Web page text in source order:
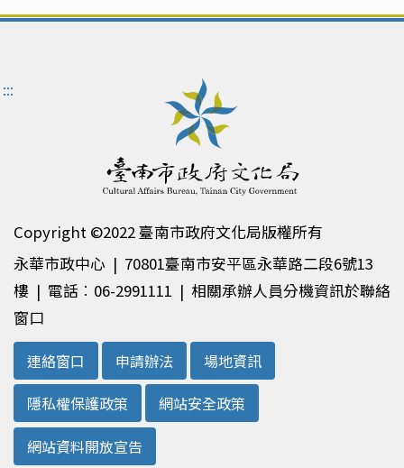
:::
Copyright ©2022 臺南市政府文化局版權所有
永華市政中心 | 70801臺南市安平區永華路二段6號13
樓 | 電話︰06-2991111 | 相關承辦人員分機資訊於聯絡
窗口
連絡窗口
申請辦法
場地資訊
隱私權保護政策
網站安全政策
網站資料開放宣告